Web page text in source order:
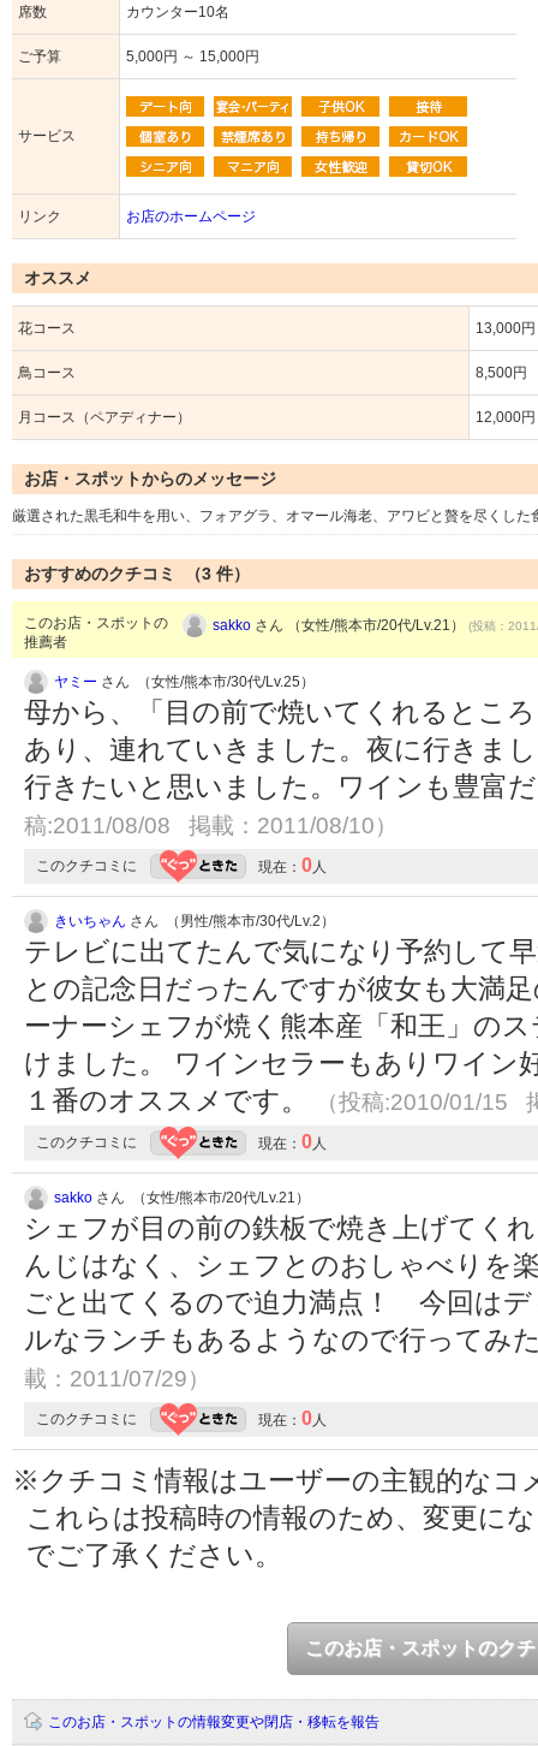
席数 カウンター10名
ご予算 5,000円 ～ 15,000円
サービス
リンク お店のホームページ
オススメ
花コース 13,000円
鳥コース 8,500円
月コース（ペアディナー） 12,000円
お店・スポットからのメッセージ
厳選された黒毛和牛を用い、フォアグラ、オマール海老、アワビと贅を尽くした
おすすめのクチコミ （3 件）
このお店・スポットの
推薦者
sakko さん （女性/熊本市/20代/Lv.21） (投稿：
ヤミー さん （女性/熊本市/30代/Lv.25）
母から、「目の前で焼いてくれるとこ
あり、連れていきました。夜に行きま
行きたいと思いました。ワインも豊富
稿:2011/08/08 掲載：2011/08/10）
このクチコミに 現在： 0人
きいちゃん さん （男性/熊本市/30代/Lv.2）
テレビに出てたんで気になり予約して
との記念日だったんですが彼女も大満
ーナーシェフが焼く熊本産「和王」の
けました。 ワインセラーもありワイン
１番のオススメです。
（投稿:2010/01/15
このクチコミに 現在： 0人
sakko さん （女性/熊本市/20代/Lv.21）
シェフが目の前の鉄板で焼き上げてく
んじはなく、シェフとのおしゃべりを
ごと出てくるので迫力満点！ 今回は
ルなランチもあるようなので行ってみ
載：2011/07/29）
このクチコミに 現在： 0人
※クチコミ情報はユーザーの主観的なコ
これらは投稿時の情報のため、変更に
でご了承ください。
このお店・スポットのク
このお店・スポットの情報変更や閉店・移転を報告